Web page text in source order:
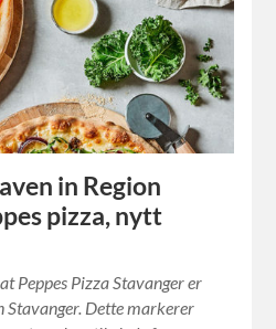
in Region
pizza, nytt
Peppes Pizza Stavanger er
Dette markerer